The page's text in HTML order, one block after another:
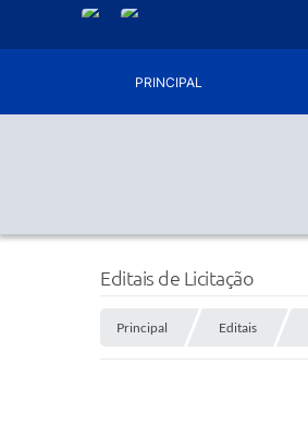
PRINCIPAL
Editais de Licitação
Principal Editais